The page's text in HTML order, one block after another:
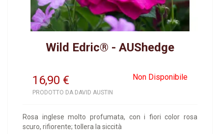
Wild Edric® - AUShedge
16,90 Non Disponibile
€
PRODOTTO DA DAVID AUSTIN
Rosa inglese molto profumata, con i fiori color rosa
scuro, rifiorente; tollera la siccità